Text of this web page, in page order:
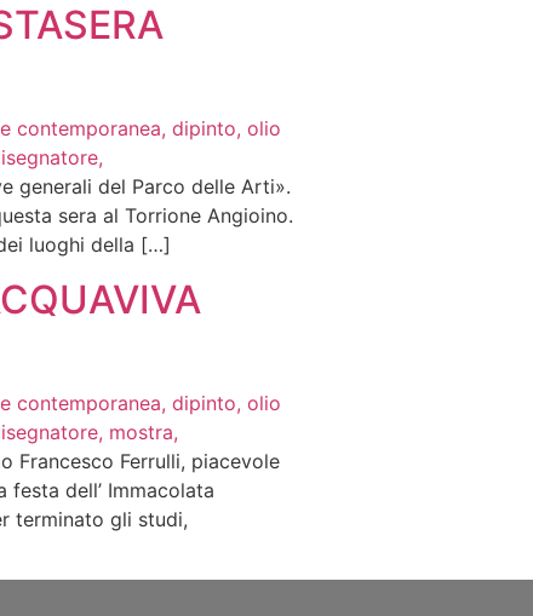
generali del Parco delle Arti».
sera al Torrione Angioino.
luoghi della […]
Francesco Ferrulli, piacevole
dell’ Immacolata
terminato gli studi,